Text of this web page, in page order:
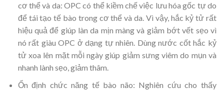
cơ thể và da: OPC có thể kiềm chế việc lưu hóa gốc tự do
để tái tạo tế bào trong cơ thể và da. Vì vậy, hắc kỷ tử rất
hiệu quả để giúp làn da mịn màng và giảm bớt vết sẹo vì
nó rất giàu OPC ở dạng tự nhiên. Dùng nước cốt hắc kỷ
tử xoa lên mặt mỗi ngày giúp giảm sưng viêm do mụn và
nhanh lành sẹo, giảm thâm.
Ổn định chức năng tế bào não: Nghiên cứu cho thấy